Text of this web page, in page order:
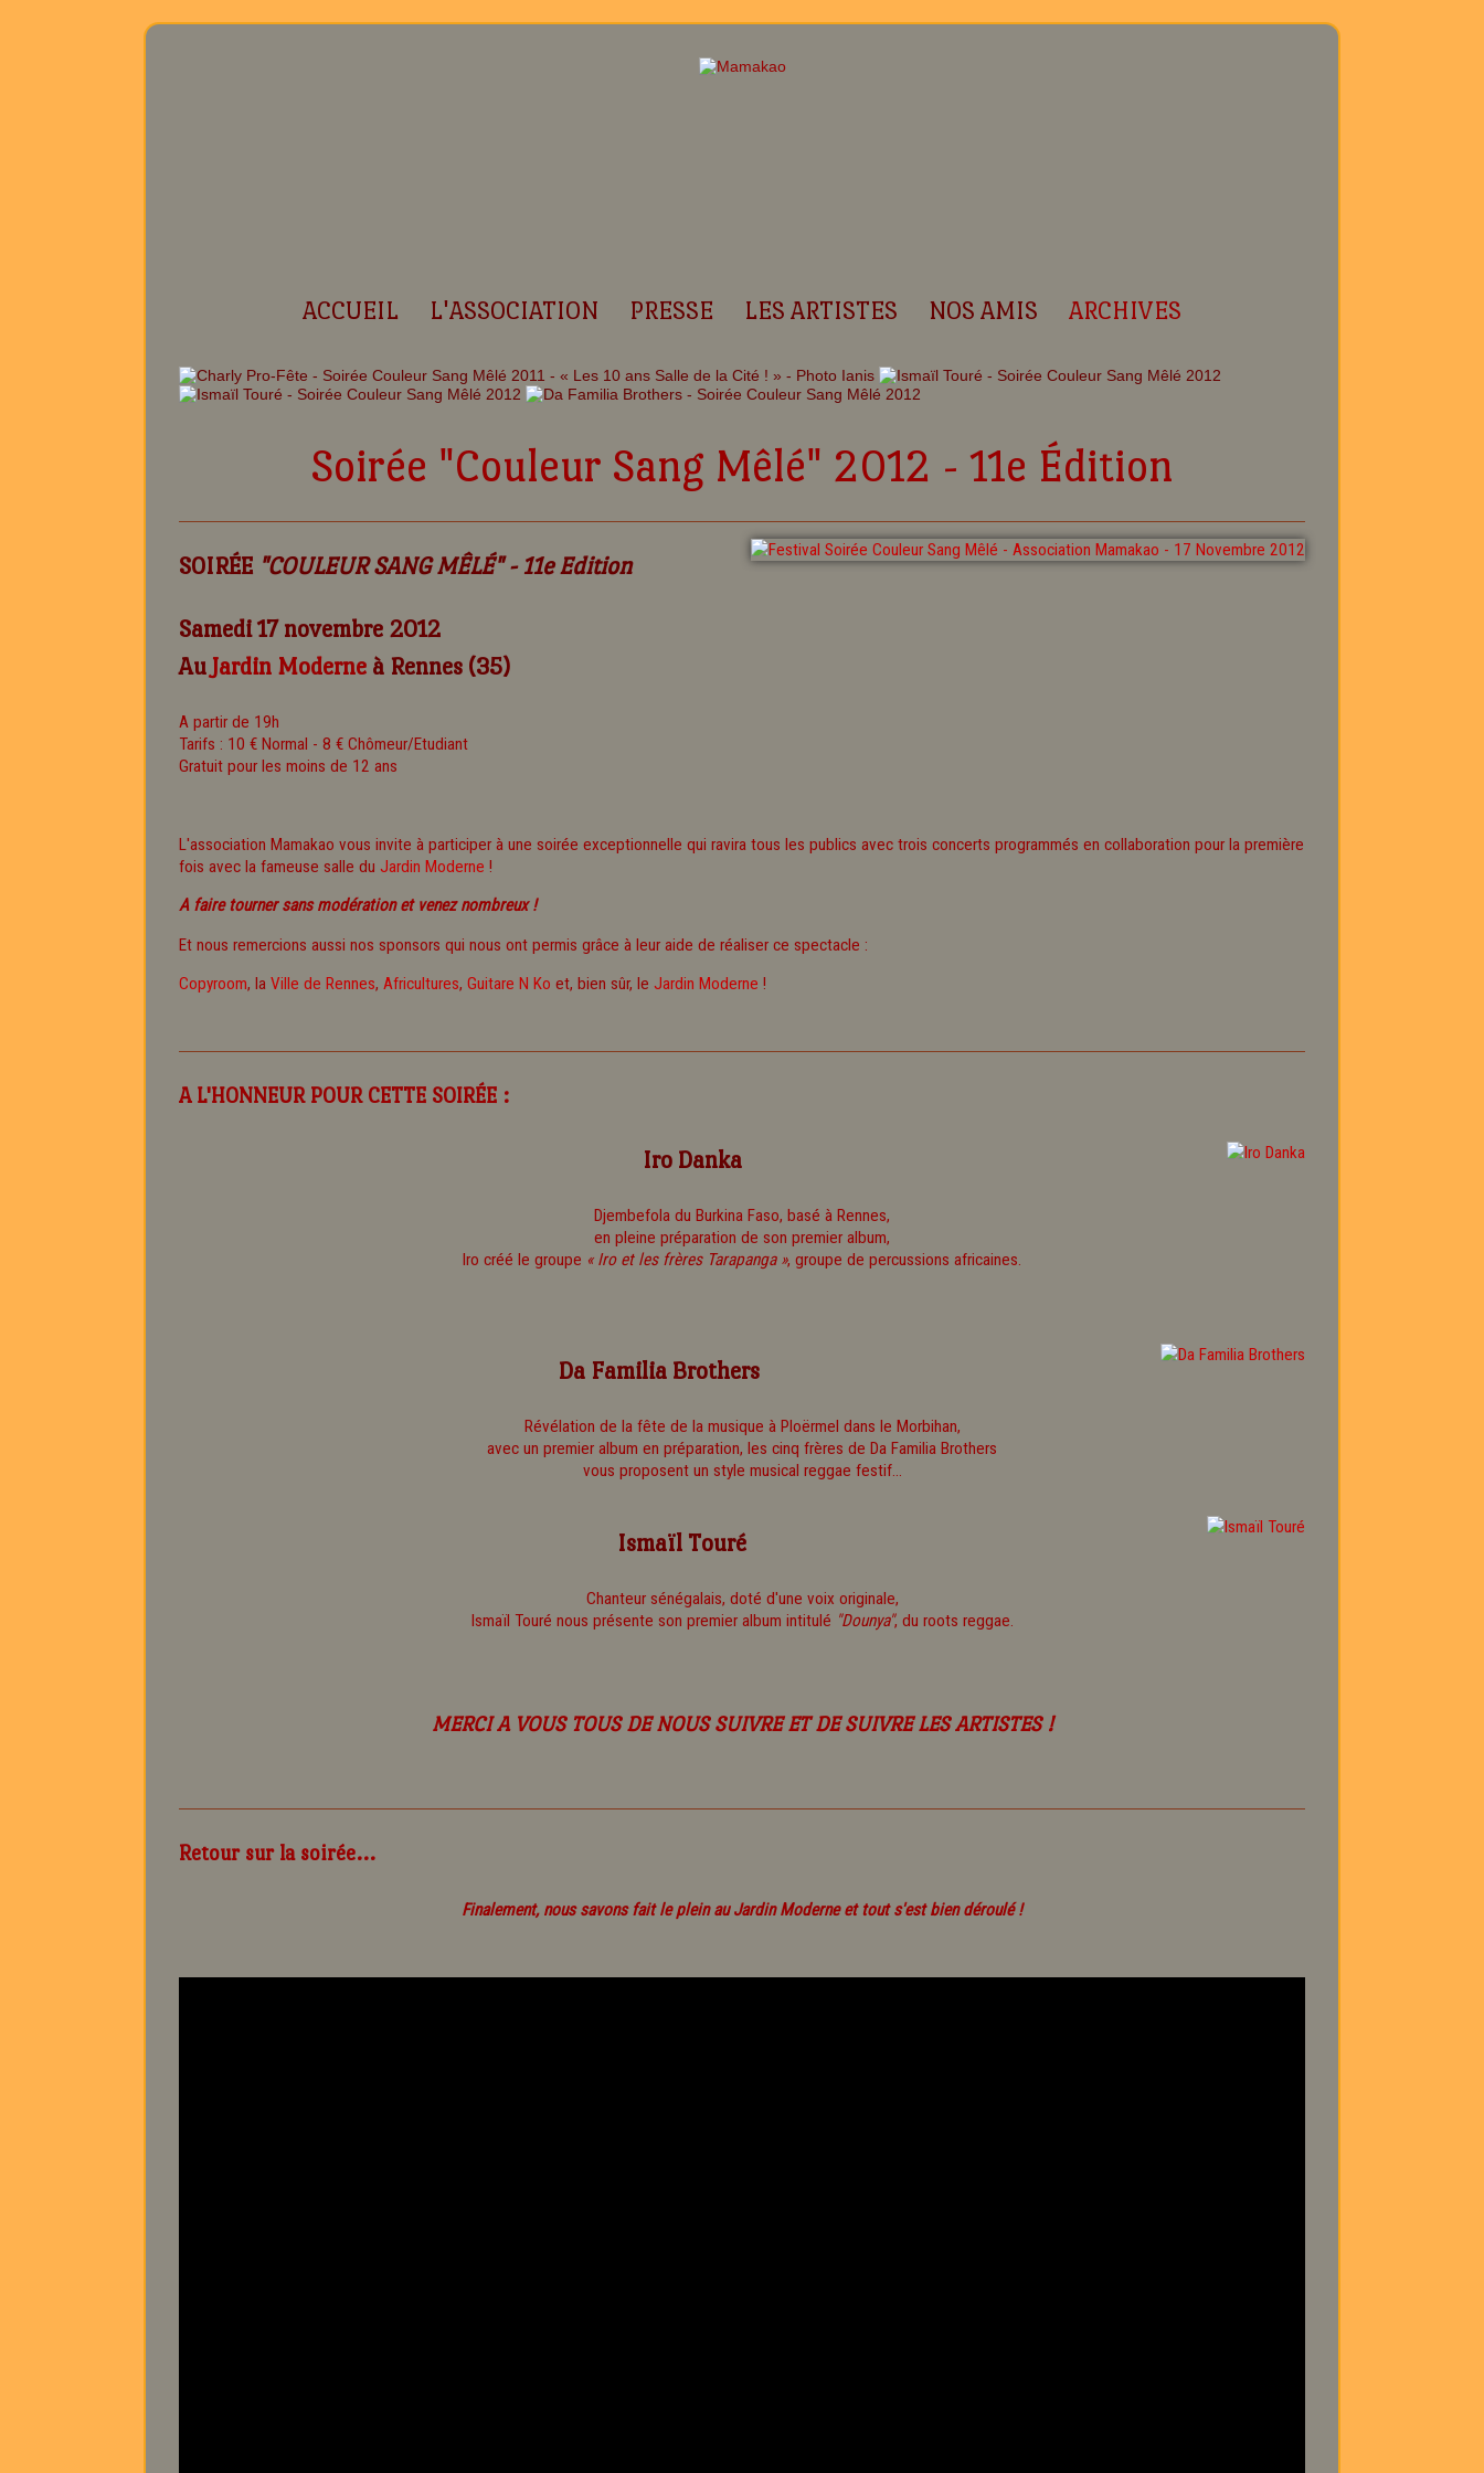
ACCUEIL L'ASSOCIATION PRESSE LES ARTISTES NOS AMIS ARCHIVES
Soirée "Couleur Sang Mêlé" 2012 - 11e Édition
SOIRÉE "COULEUR SANG MÊLÉ" - 11e Edition
Samedi 17 novembre 2012
Au Jardin Moderne à Rennes (35)
A partir de 19h
Tarifs : 10 € Normal - 8 € Chômeur/Etudiant
Gratuit pour les moins de 12 ans
L'association Mamakao vous invite à participer à une soirée exceptionnelle qui ravira tous les publics avec trois concerts programmés en collaboration pour la première
fois avec la fameuse salle du Jardin Moderne !
A faire tourner sans modération et venez nombreux !
Et nous remercions aussi nos sponsors qui nous ont permis grâce à leur aide de réaliser ce spectacle :
Copyroom, la Ville de Rennes, Africultures, Guitare N Ko et, bien sûr, le Jardin Moderne !
A L'HONNEUR POUR CETTE SOIRÉE :
Iro Danka
Djembefola du Burkina Faso, basé à Rennes,
en pleine préparation de son premier album,
Iro créé le groupe « Iro et les frères Tarapanga », groupe de percussions africaines.
Da Familia Brothers
Révélation de la fête de la musique à Ploërmel dans le Morbihan,
avec un premier album en préparation, les cinq frères de Da Familia Brothers
vous proposent un style musical reggae festif...
Ismaïl Touré
Chanteur sénégalais, doté d'une voix originale,
Ismaïl Touré nous présente son premier album intitulé "Dounya", du roots reggae.
MERCI A VOUS TOUS DE NOUS SUIVRE ET DE SUIVRE LES ARTISTES !
Retour sur la soirée...
Finalement, nous savons fait le plein au Jardin Moderne et tout s'est bien déroulé !